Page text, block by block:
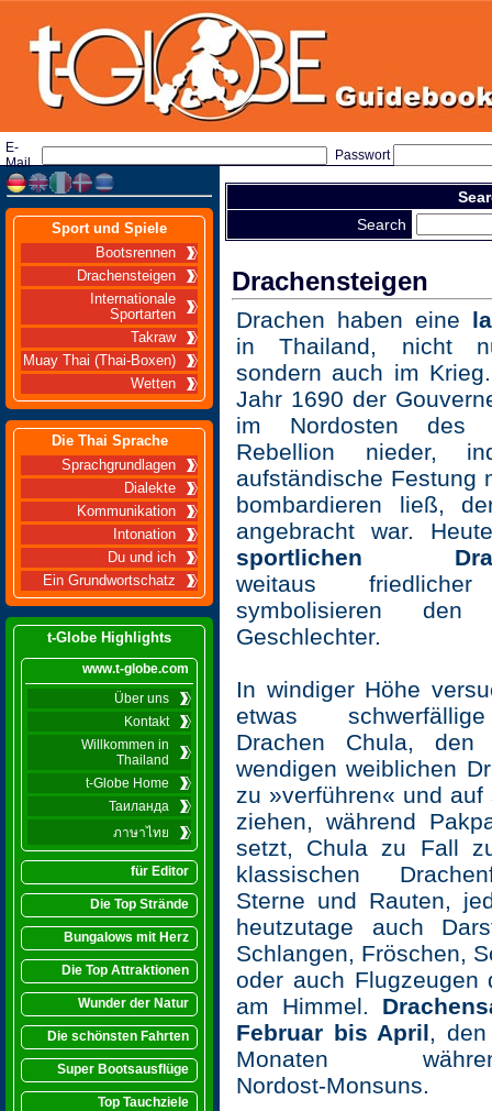
E-
Mail
Passwort
Sport und Spiele
Bootsrennen
Drachensteigen
Internationale
Sportarten
Takraw
Muay Thai (Thai-Boxen)
Wetten
Die Thai Sprache
Sprachgrundlagen
Dialekte
Kommunikation
Intonation
Du und ich
Ein Grundwortschatz
t-Globe Highlights
www.t-globe.com
Über uns
Kontakt
Willkommen in
Thailand
t-Globe Home
Таиланда
ภาษาไทย
für Editor
Die Top Strände
Bungalows mit Herz
Die Top Attraktionen
Wunder der Natur
Die schönsten Fahrten
Super Bootsausflüge
Top Tauchziele
Search
Drachensteigen
Drachen haben eine
in Thailand, nicht
sondern auch im
Jahr 1690 der
im Nordosten des
Rebellion nieder,
aufständische Festung
bombardieren ließ,
angebracht war.
sportlichen
weitaus
symbolisieren
Geschlechter.
In windiger Höhe
etwas
Drachen Chula, den
wendigen weiblichen
zu »verführen« und
ziehen, während
setzt, Chula zu Fall
klassischen
Sterne und Rauten,
heutzutage auch
Schlangen, Fröschen,
oder auch Flugzeugen
am Himmel.
Februar bis April, den
Monaten
Nordost‑Monsuns.